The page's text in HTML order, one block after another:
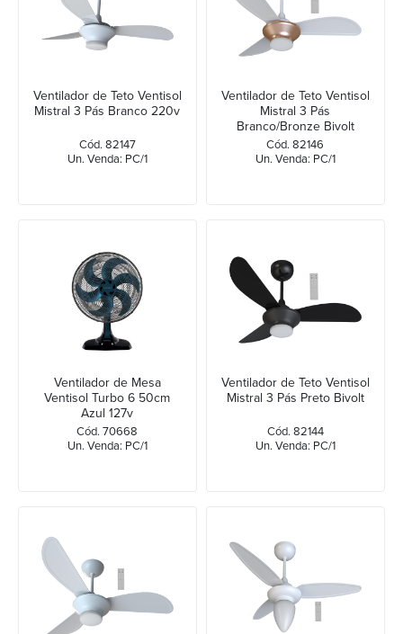
Ventilador de Teto Ventisol
Mistral 3 Pás Branco 220v
Cód. 82147
Un. Venda: PC/1
Ventilador de Teto Ventisol
Mistral 3 Pás
Branco/Bronze Bivolt
Cód. 82146
Un. Venda: PC/1
Ventilador de Mesa
Ventisol Turbo 6 50cm
Azul 127v
Cód. 70668
Un. Venda: PC/1
Ventilador de Teto Ventisol
Mistral 3 Pás Preto Bivolt
Cód. 82144
Un. Venda: PC/1